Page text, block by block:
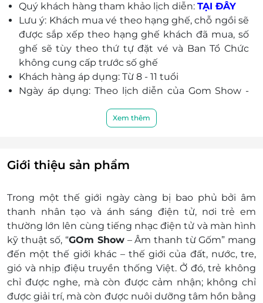
Quý khách hàng tham khảo lịch diễn: TẠI ĐÂY
Lưu ý: Khách mua vé theo hạng ghế, chỗ ngồi sẽ
được sắp xếp theo hạng ghế khách đã mua, số
ghế sẽ tùy theo thứ tự đặt vé và Ban Tổ Chức
không cung cấp trước số ghế
Khách hàng áp dụng: Từ 8 - 11 tuổi
Ngày áp dụng: Theo lịch diễn của Gom Show -
Giờ áp dụng: 20h00 – 21h30
Ưu đã chỉ được áp dụng khi khách hàng liên hệ
số Hotline: 1900 2065 - 0934 661 016
Một khách hàng được mua nhiều e-
Voucher/e-Coupon
e-Voucher/e-Coupon không có giá trị quy đổi
thành tiền mặt, không trả lại tiền thừa
Không áp dụng đồng thời với chương trình
khuyến mại khác
Giá đã gồm VAT.
Xem thêm
Giới thiệu sản phẩm
Trong một thế giới ngày càng bị bao phủ bởi âm
thanh nhân tạo và ánh sáng điện tử, nơi trẻ em
thường lớn lên cùng tiếng nhạc điện tử và màn hình
kỹ thuật số, “GOm Show– Âm thanh từ Gốm” mang
đến một thế giới khác –thế giới của đất, nước, tre,
gió và nhịp điệu truyền thống Việt. Ở đó, trẻ không
chỉ được nghe, mà còn đượccảm nhận; không chỉ
đượcgiải trí, mà còn được nuôi dưỡng tâm hồn bằng